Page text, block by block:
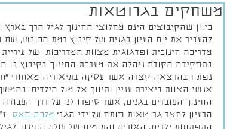
משחקים בגרוטאות
כיוון שהקיבוצים הינם מחלוצי החינוך לגיל הרך
להעביר את יום העיון בגנים של קיבוץ רמת הכובש,
מדריכה חינוכית ופדגוגית מצוות המדריכות  של
בתפקידה הקודם ניהלה את מערכת החינוך בקיבוץ בו
נפתח בהרצאה קצרה אשר עסקה בתיאוריה מאחורי
אנשי הצוות ביצירת עניין ותיווך אל מול הילדים.
החינוך העובדים בגנים, אשר סיפרו לנו על דרך
הרעיון לחצר גרוטאות פותח על ידי הגב׳ מלכה האס
פילים מדבריים
מצויים-טיול משפחות
יום עיון- דימוי הילד
ותפיסת המחנכת